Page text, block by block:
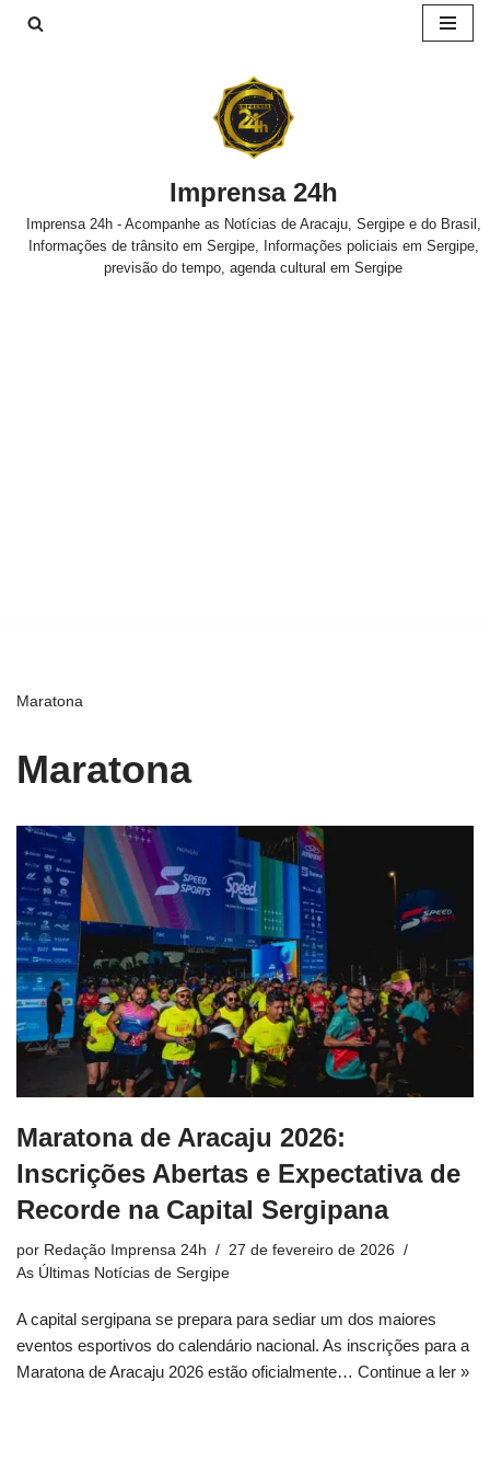
Imprensa 24h
Imprensa 24h - Acompanhe as Notícias de Aracaju, Sergipe e do Brasil,
Informações de trânsito em Sergipe, Informações policiais em Sergipe,
previsão do tempo, agenda cultural em Sergipe
Maratona
Maratona
Maratona de Aracaju 2026:
Inscrições Abertas e Expectativa de
Recorde na Capital Sergipana
por Redação Imprensa 24h
27 de fevereiro de 2026
As Últimas Notícias de Sergipe
A capital sergipana se prepara para sediar um dos maiores
eventos esportivos do calendário nacional. As inscrições para a
Maratona de Aracaju 2026 estão oficialmente… Continue a ler »